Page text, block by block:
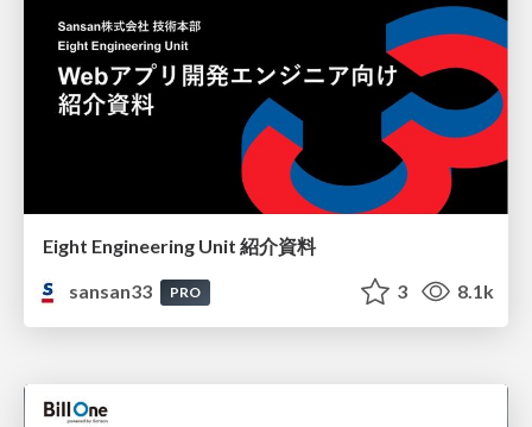
Eight Engineering Unit 紹介資料
sansan33
PRO 3 8.1k